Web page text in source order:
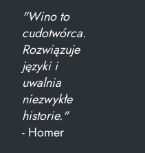
"Wino to
cudotwórca.
Rozwiązuje
języki i
uwalnia
niezwykłe
historie."
- Homer